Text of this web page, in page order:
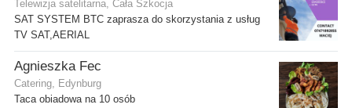
Telewizja satelitarna, Cała Szkocja
SAT SYSTEM BTC zaprasza do skorzystania z usług
TV SAT,AERIAL
Agnieszka Fec
Catering, Edynburg
Taca obiadowa na 10 osób